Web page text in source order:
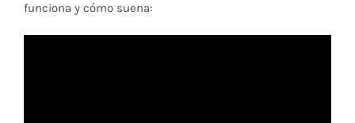
funciona y cómo suena: